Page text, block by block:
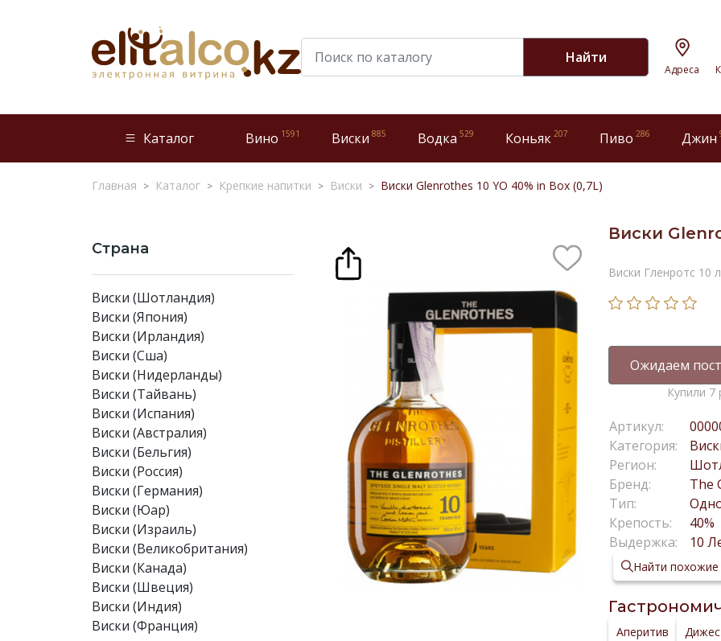
Найти
Адреса
Каталог Вино 1591 Виски 885 Водка 529 Коньяк 207 Пиво 286 Джин
Главная Каталог Крепкие напитки Виски Виски Glenrothes 10 YO 40% in Box (0,7L)
Страна
Виски (Шотландия)
Виски (Япония)
Виски (Ирландия)
Виски (Сша)
Виски (Нидерланды)
Виски (Тайвань)
Виски (Испания)
Виски (Австралия)
Виски (Бельгия)
Виски (Россия)
Виски (Германия)
Виски (Юар)
Виски (Израиль)
Виски (Великобритания)
Виски (Канада)
Виски (Швеция)
Виски (Индия)
Виски (Франция)
Виски
Виски Гленротс 10
Ожидаем
Купили 7
Артикул:
Категория:
Регион:
Бренд:
The
Тип:
Крепость:
40%
Выдержка:
10
Найти похожие
Аперитив